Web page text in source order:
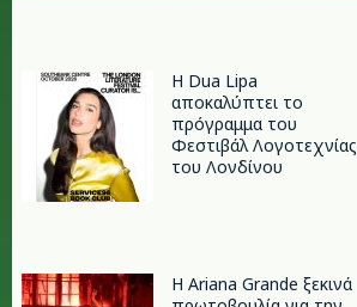
Η Dua Lipa
αποκαλύπτει το
πρόγραμμα του
Φεστιβάλ Λογοτεχνίας
του Λονδίνου
Η Ariana Grande ξεκινά